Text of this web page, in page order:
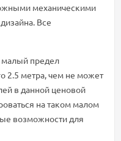
механическими
Все
малый предел
2.5 метра, чем не может
в данной ценовой
на таком малом
возможности для